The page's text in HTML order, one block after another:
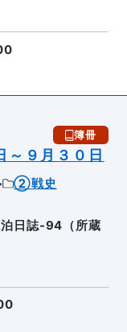
簿冊
９月３０日
②戦史
日誌-94（所蔵